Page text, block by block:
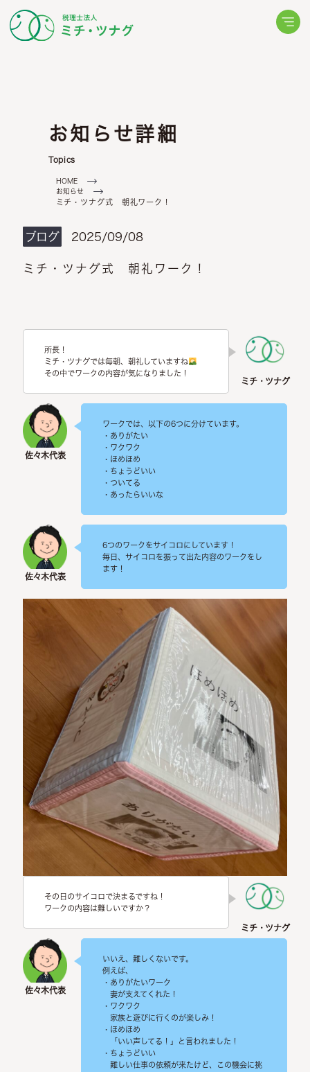
生前対策
ミチ・ツナグからの
お知らせ詳細
Topics
HOME
お知らせ
ミチ・ツナグ式 朝礼ワーク！
ブログ 2025/09/08
ミチ・ツナグ式 朝礼ワーク！
所長！
ミチ・ツナグでは毎朝、朝礼していますね
その中でワークの内容が気になりました！
ワークでは、以下の6つに分けています。
・ありがたい
・ワクワク
・ほめほめ
・ちょうどいい
・ついてる
・あったらいいな
6つのワークをサイコロにしています！
毎日、サイコロを振って出た内容のワークをし
ます！
その日のサイコロで決まるですね！
ワークの内容は難しいですか？
いいえ、難しくないです。
例えば、
・ありがたいワーク
妻が支えてくれた！
・ワクワク
家族と遊びに行くのが楽しみ！
・ほめほめ
「いい声してる！」と言われました！
・ちょうどいい
難しい仕事の依頼が来たけど、この機会に挑